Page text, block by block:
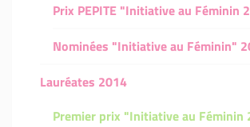
Prix PEPITE "Initiative au Féminin
Nominées "Initiative au Féminin"
Lauréates 2014
Premier prix "Initiative au Féminin